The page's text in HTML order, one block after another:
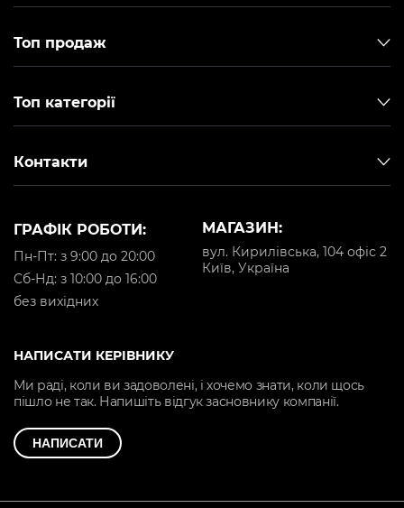
Топ продаж
Топ категорії
Контакти
МАГАЗИН:
вул. Кирилівська, 104 офіс 2
Київ, Україна
ГРАФІК РОБОТИ:
Пн-Пт: з 9:00 до 20:00
Cб-Нд: з 10:00 до 16:00
без вихідних
НАПИСАТИ КЕРІВНИКУ
Ми раді, коли ви задоволені, і хочемо знати, коли щось
пішло не так. Напишіть відгук засновнику компанії.
НАПИСАТИ